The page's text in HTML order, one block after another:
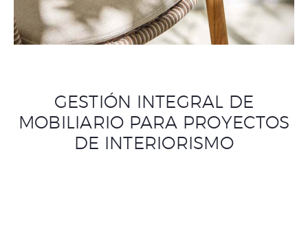
GESTIÓN INTEGRAL DE
MOBILIARIO PARA PROYECTOS
DE INTERIORISMO